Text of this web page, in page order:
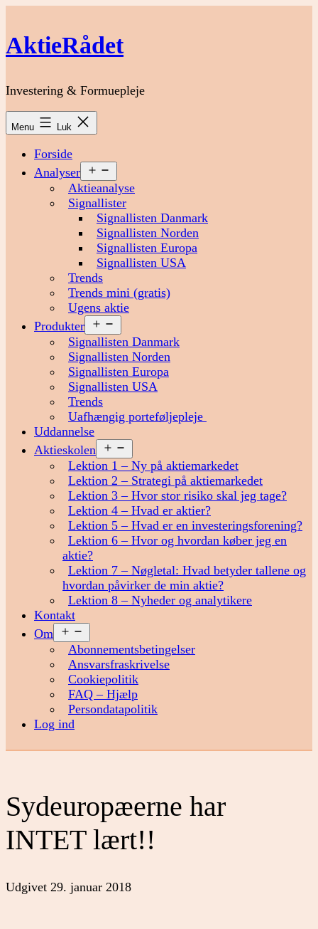
indhold
AktieRådet
Investering & Formuepleje
Menu Luk
Forside
Analyser
menu
Aktieanalyse
Signallister
Signallisten Danmark
Signallisten Norden
Signallisten Europa
Signallisten USA
Trends
Trends mini (gratis)
Ugens aktie
Produkter
menu
Signallisten Danmark
Signallisten Norden
Signallisten Europa
Signallisten USA
Trends
Uafhængig porteføljepleje
Uddannelse
Aktieskolen
menu
Lektion 1 – Ny på aktiemarkedet
Lektion 2 – Strategi på aktiemarkedet
Lektion 3 – Hvor stor risiko skal jeg tage?
Lektion 4 – Hvad er aktier?
Lektion 5 – Hvad er en investeringsforening?
Lektion 6 – Hvor og hvordan køber jeg en
aktie?
Lektion 7 – Nøgletal: Hvad betyder tallene og
hvordan påvirker de min aktie?
Lektion 8 – Nyheder og analytikere
Kontakt
Om
menu
Abonnementsbetingelser
Ansvarsfraskrivelse
Cookiepolitik
FAQ – Hjælp
Persondatapolitik
Log ind
Sydeuropæerne har
INTET lært!!
Udgivet 29. januar 2018